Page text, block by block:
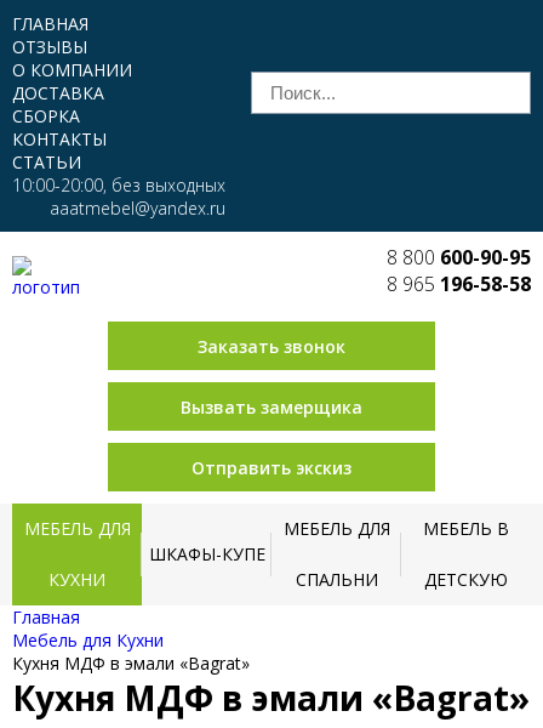
ГЛАВНАЯ
ОТЗЫВЫ
О КОМПАНИИ
ДОСТАВКА
СБОРКА
КОНТАКТЫ
СТАТЬИ
10:00-20:00, без выходных
aaatmebel@yandex.ru
8 800 600-90-95
8 965 196-58-58
Заказать звонок
Вызвать замерщика
Отправить экскиз
МЕБЕЛЬ ДЛЯ
КУХНИ
ШКАФЫ-КУПЕ
МЕБЕЛЬ ДЛЯ
СПАЛЬНИ
МЕБЕЛЬ В
ДЕТСКУЮ
Главная
Мебель для Кухни
Кухня МДФ в эмали «Bagrat»
Кухня МДФ в эмали «Bagrat»